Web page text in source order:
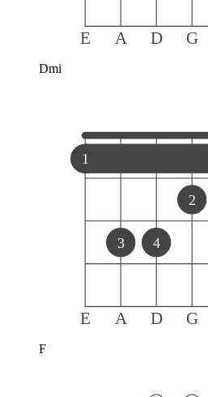
E A D G
Dmi
E A D G
1
3 4
2
F